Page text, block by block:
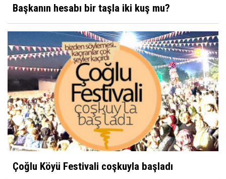
Başkanın hesabı bir taşla iki kuş mu?
Çoğlu Köyü Festivali coşkuyla başladı